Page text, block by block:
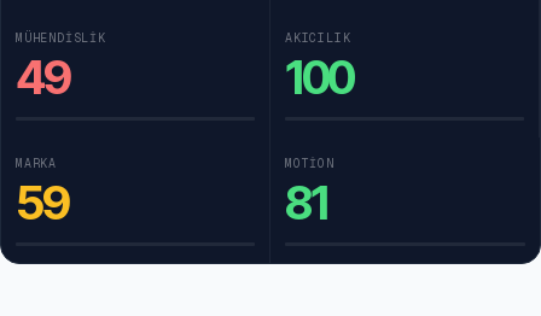
MÜHENDISLIK
49
AKICILIK
100
MARKA
59
MOTION
81